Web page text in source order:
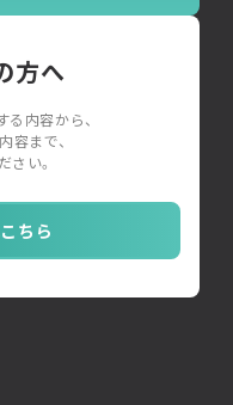
方へ
内容から、
容まで、
さい。
ちら